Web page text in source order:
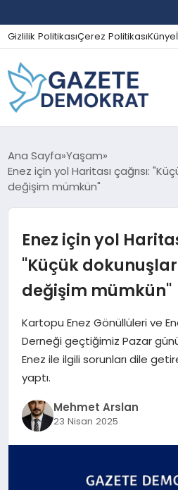
Gizlilik PolitikasıÇerez PolitikasıKünye
GÜNDEM
EKONOMI
SPOR
SAĞLIK
EĞITIM
Ana Sayfa Yaşam
Enez için yol Haritası çağrısı:
değişim mümkün"
Enez için yol
"Küçük
değişim mümkün"
Kartopu Enez Gönüllüleri ve
Derneği geçtiğimiz Pazar
Enez ile ilgili sorunları dile
yaptı.
Mehmet Arslan
23 Nisan 2025